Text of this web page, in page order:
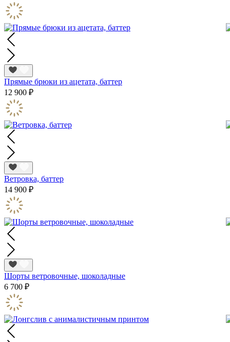
Прямые брюки из ацетата, баттер
12 900 ₽
Ветровка, баттер
14 900 ₽
Шорты ветровочные, шоколадные
6 700 ₽